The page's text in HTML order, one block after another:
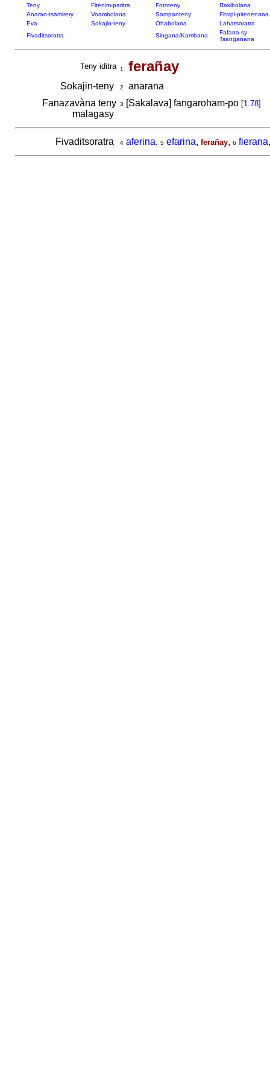
Teny Fitenim-paritra Fototeny
Rakibolana
Anaran-tsamirery
Voambolana Sampanteny
Fitsipi-pitenenana
Eva
Sokajin-teny Ohabolana
Lahatsoratra
Fivaditsoratra
Singana/Kambana
Fafana sy
Tsanganana
Teny iditra 1 ferañay
Sokajin-teny 2
anarana
Fanazavàna teny
malagasy
3 [Sakalava] fangaroham-po [1.78]
Fivaditsoratra 4 aferina, 5 efarina, ferañay, 6 fierana